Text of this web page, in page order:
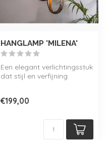
HANGLAMP 'MILENA'
Een elegant verlichtingsstuk
dat stijl en verfijning
€199,00